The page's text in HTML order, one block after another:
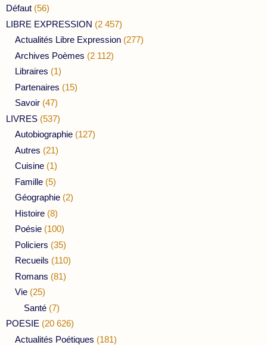
Défaut (56)
LIBRE EXPRESSION (2 457)
Actualités Libre Expression (277)
Archives Poèmes (2 112)
Libraires (1)
Partenaires (15)
Savoir (47)
LIVRES (537)
Autobiographie (127)
Autres (21)
Cuisine (1)
Famille (5)
Géographie (2)
Histoire (8)
Poésie (100)
Policiers (35)
Recueils (110)
Romans (81)
Vie (25)
Santé (7)
POESIE (20 626)
Actualités Poétiques (181)